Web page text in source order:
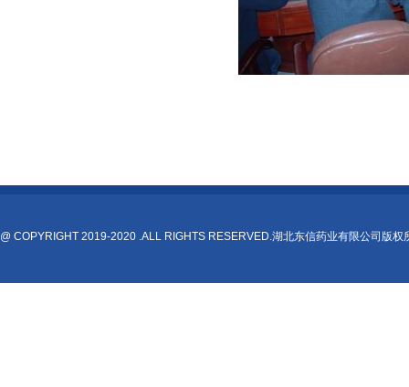
@ COPYRIGHT 2019-2020 .ALL RIGHTS RESERVED.湖北东信药业有限公司版